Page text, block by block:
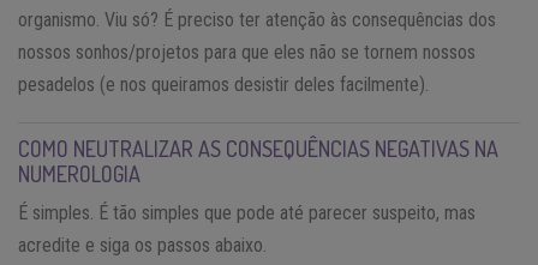
organismo. Viu só? É preciso ter atenção às consequências dos
nossos sonhos/projetos para que eles não se tornem nossos
pesadelos (e nos queiramos desistir deles facilmente).
COMO NEUTRALIZAR AS CONSEQUÊNCIAS NEGATIVAS NA
NUMEROLOGIA
É simples. É tão simples que pode até parecer suspeito, mas
acredite e siga os passos abaixo.